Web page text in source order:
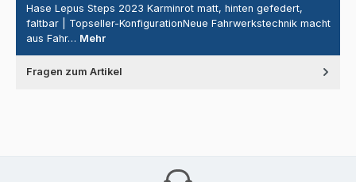
Hase Lepus Steps 2023 Karminrot matt, hinten gefedert,
faltbar | Topseller-KonfigurationNeue Fahrwerkstechnik macht
aus Fahr… Mehr
Fragen zum Artikel